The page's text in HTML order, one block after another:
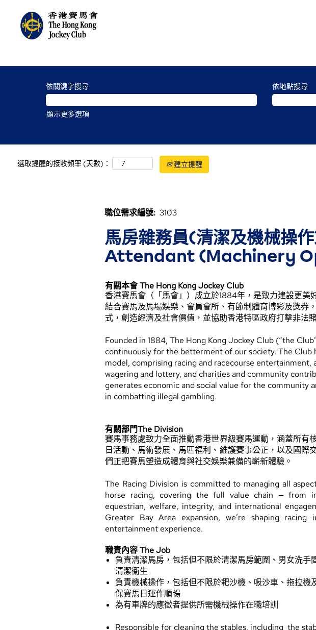
依關鍵字搜尋 依地點搜尋
顯示更多選項
選取提醒的接收頻率 (天數)： 建立提醒
職位需求編號: 3103
馬房雜務員(清潔及機械操
Attendant (Machinery
有關本會 The Hong Kong Jockey Club
香港賽馬會（「馬會」）成立於1884年，是致力建設更美
結合賽馬及馬場娛樂、會員會所、有節制體育博彩及獎券
式，創造經濟及社會價值，並協助香港特區政府打擊非法
Founded in 1884, The Hong Kong Jockey Club (“the
continuously for the betterment of our society. The Club
model, comprising racing and racecourse entertainment,
wagering and lottery, and charities and community
generates economic and social value for the community
in combatting illegal gambling.
有關部門The Division
賽馬事務處致力全面推動香港世界級賽馬運動，涵蓋所有
日活動、馬術發展、馬匹福利、維護賽事公正，以及國際
們正把賽馬塑造成體育與社交娛樂兼備的嶄新體驗。
The Racing Division is committed to managing all
horse racing, covering the full value chain — from
equestrian, welfare, integrity, and international
Greater Bay Area expansion, we’re shaping
entertainment experience.
職責內容 The Job
負責清潔馬房，包括但不限於清潔馬房範圍、男女洗
清潔衞生
負責機械操作，包括但不限於耙沙機、吸沙車、拖拉機
保賽馬日運作順暢
為有車牌的應徵者提供所需機械操作在職培訓
Responsible for cleaning the stables, including the